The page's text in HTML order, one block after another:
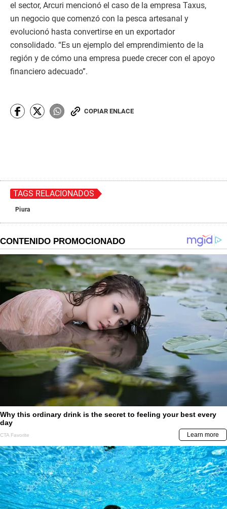
el sector, Arcuri mencionó el caso de la empresa Taxus,
un negocio que comenzó con la pesca artesanal y
evolucionó hasta convertirse en un exportador
consolidado. “Es un ejemplo del emprendimiento de la
región y de cómo una empresa puede crecer con el apoyo
financiero adecuado”.
COPIAR ENLACE
TAGS RELACIONADOS
Piura